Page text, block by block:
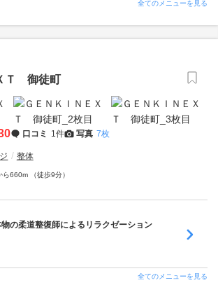
全てのメニューを見る
Ｔ 御徒町
口コミ 1件 写真 7枚
整体
ら660m （徒歩9分）
の柔道整復師によるリラクゼーション
全てのメニューを見る